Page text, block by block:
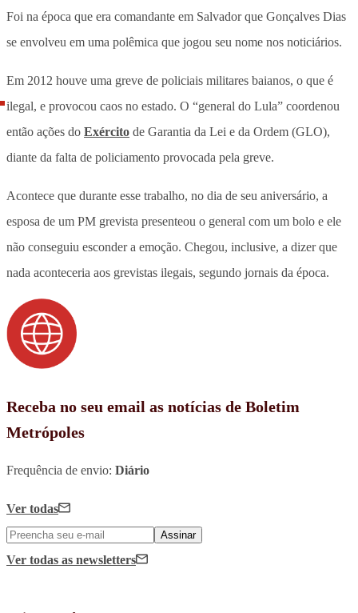
Foi na época que era comandante em Salvador que Gonçalves Dias
se envolveu em uma polêmica que jogou seu nome nos noticiários.
Em 2012 houve uma greve de policiais militares baianos, o que é
ilegal, e provocou caos no estado. O “general do Lula” coordenou
então ações do Exército de Garantia da Lei e da Ordem (GLO),
diante da falta de policiamento provocada pela greve.
Acontece que durante esse trabalho, no dia de seu aniversário, a
esposa de um PM grevista presenteou o general com um bolo e ele
não conseguiu esconder a emoção. Chegou, inclusive, a dizer que
nada aconteceria aos grevistas ilegais, segundo jornais da época.
Receba no seu email as notícias de Boletim
Metrópoles
Frequência de envio: Diário
Ver todas
Assinar
Ver todas as newsletters